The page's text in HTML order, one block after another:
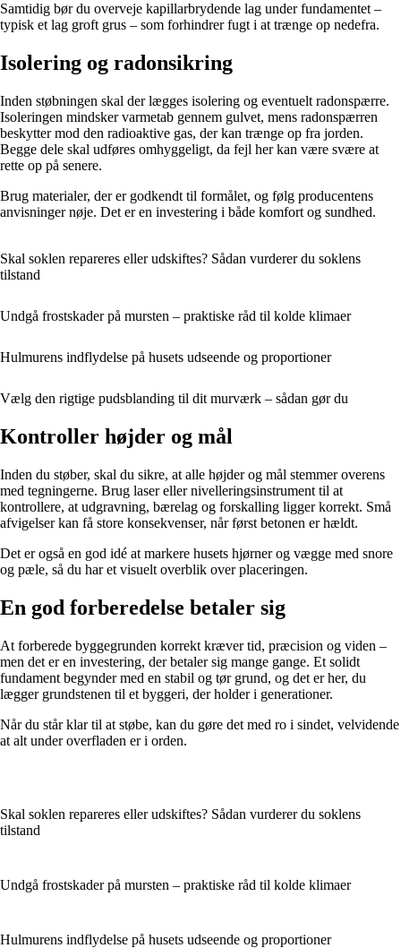
Samtidig bør du overveje kapillarbrydende lag under fundamentet –
typisk et lag groft grus – som forhindrer fugt i at trænge op nedefra.
Isolering og radonsikring
Inden støbningen skal der lægges isolering og eventuelt radonspærre.
Isoleringen mindsker varmetab gennem gulvet, mens radonspærren
beskytter mod den radioaktive gas, der kan trænge op fra jorden.
Begge dele skal udføres omhyggeligt, da fejl her kan være svære at
rette op på senere.
Brug materialer, der er godkendt til formålet, og følg producentens
anvisninger nøje. Det er en investering i både komfort og sundhed.
Skal soklen repareres eller udskiftes? Sådan vurderer du soklens
tilstand
Undgå frostskader på mursten – praktiske råd til kolde klimaer
Hulmurens indflydelse på husets udseende og proportioner
Vælg den rigtige pudsblanding til dit murværk – sådan gør du
Kontroller højder og mål
Inden du støber, skal du sikre, at alle højder og mål stemmer overens
med tegningerne. Brug laser eller nivelleringsinstrument til at
kontrollere, at udgravning, bærelag og forskalling ligger korrekt. Små
afvigelser kan få store konsekvenser, når først betonen er hældt.
Det er også en god idé at markere husets hjørner og vægge med snore
og pæle, så du har et visuelt overblik over placeringen.
En god forberedelse betaler sig
At forberede byggegrunden korrekt kræver tid, præcision og viden –
men det er en investering, der betaler sig mange gange. Et solidt
fundament begynder med en stabil og tør grund, og det er her, du
lægger grundstenen til et byggeri, der holder i generationer.
Når du står klar til at støbe, kan du gøre det med ro i sindet, velvidende
at alt under overfladen er i orden.
Skal soklen repareres eller udskiftes? Sådan vurderer du soklens
tilstand
Undgå frostskader på mursten – praktiske råd til kolde klimaer
Hulmurens indflydelse på husets udseende og proportioner